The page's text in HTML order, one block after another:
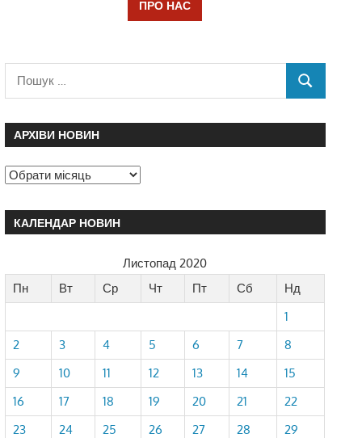
ПРО НАС
АРХІВИ НОВИН
КАЛЕНДАР НОВИН
Листопад 2020
Пн
Вт Ср Чт Пт Сб
Нд
1
2
3 4 5 6 7
8
9
10 11 12 13 14
15
16
17 18 19 20 21
22
23
24 25 26 27 28
29